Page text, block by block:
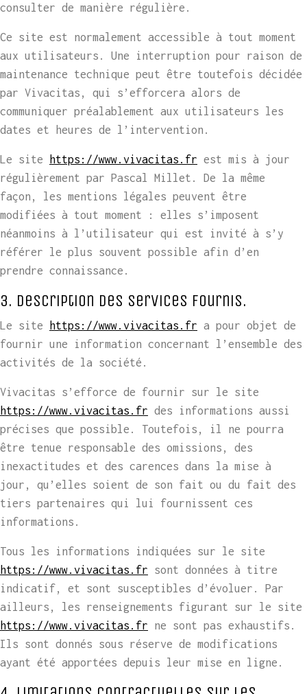
consulter de manière régulière.
Ce site est normalement accessible à tout moment
aux utilisateurs. Une interruption pour raison de
maintenance technique peut être toutefois décidée
par Vivacitas, qui s’efforcera alors de
communiquer préalablement aux utilisateurs les
dates et heures de l’intervention.
Le site https://www.vivacitas.fr est mis à jour
régulièrement par Pascal Millet. De la même
façon, les mentions légales peuvent être
modifiées à tout moment : elles s’imposent
néanmoins à l’utilisateur qui est invité à s’y
référer le plus souvent possible afin d’en
prendre connaissance.
3. Description des services fournis.
Le site https://www.vivacitas.fr a pour objet de
fournir une information concernant l’ensemble des
activités de la société.
Vivacitas s’efforce de fournir sur le site
https://www.vivacitas.fr des informations aussi
précises que possible. Toutefois, il ne pourra
être tenue responsable des omissions, des
inexactitudes et des carences dans la mise à
jour, qu’elles soient de son fait ou du fait des
tiers partenaires qui lui fournissent ces
informations.
Tous les informations indiquées sur le site
https://www.vivacitas.fr sont données à titre
indicatif, et sont susceptibles d’évoluer. Par
ailleurs, les renseignements figurant sur le site
https://www.vivacitas.fr ne sont pas exhaustifs.
Ils sont donnés sous réserve de modifications
ayant été apportées depuis leur mise en ligne.